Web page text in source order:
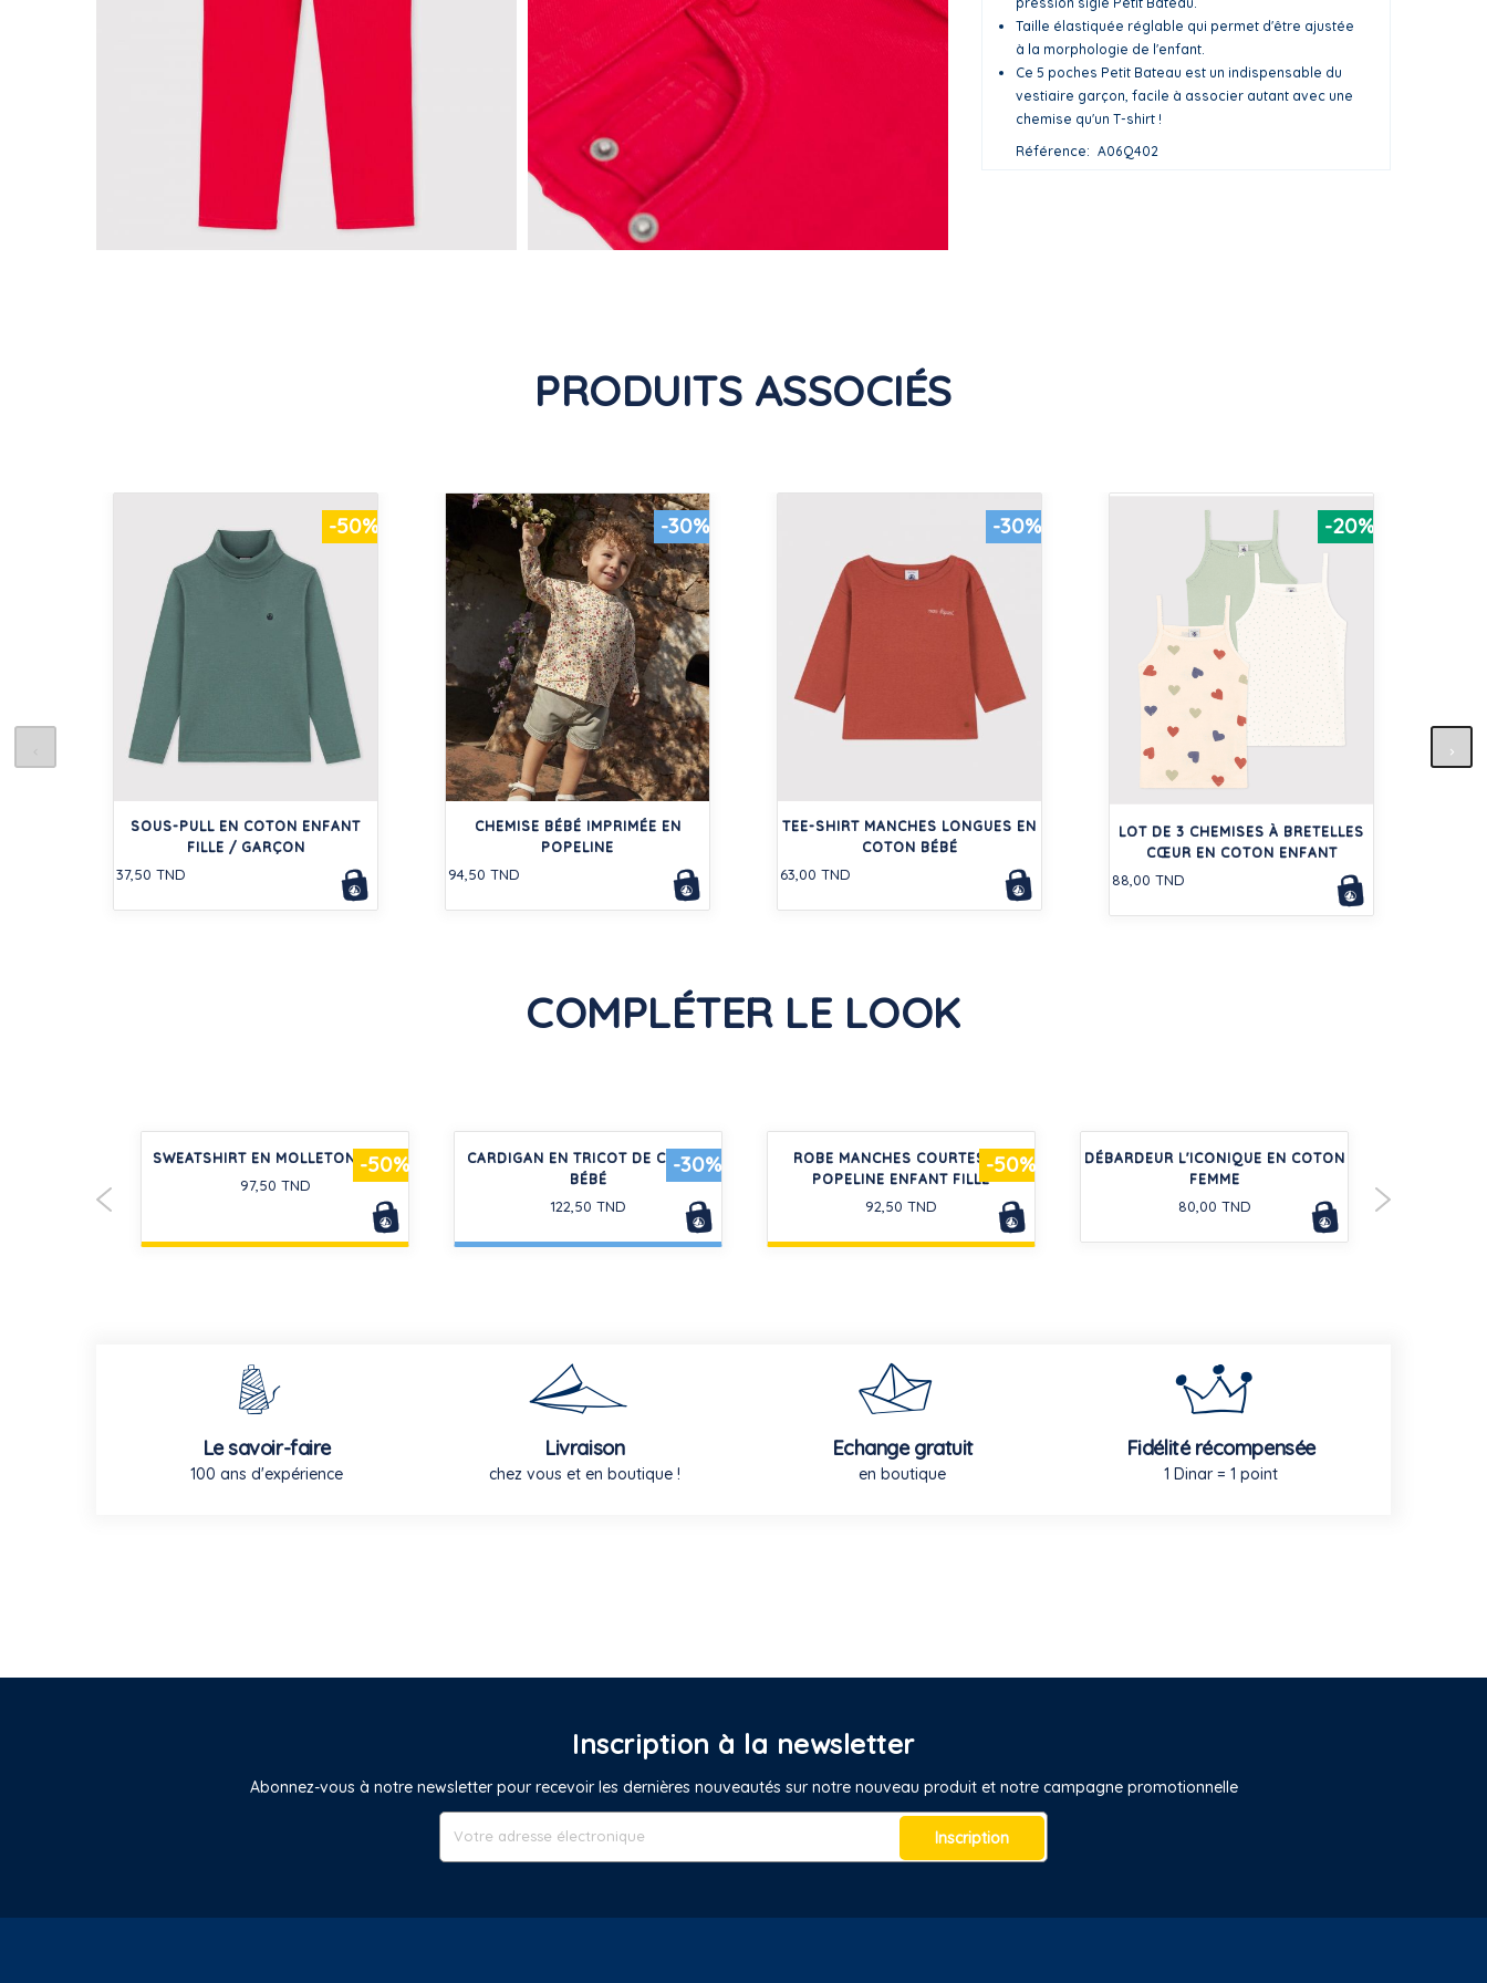
Taille élastiquée réglable qui permet d'être ajustée
à la morphologie de l'enfant.
Ce 5 poches Petit Bateau est un indispensable du
vestiaire garçon, facile à associer autant avec une
chemise qu'un T-shirt !
Référence
A06Q402
PRODUITS ASSOCIÉS
-50%
SOUS-PULL EN COTON ENFANT
FILLE / GARÇON
37,50 TND
-30%
CHEMISE BÉBÉ IMPRIMÉE EN
POPELINE
94,50 TND
-30%
TEE-SHIRT MANCHES LONGUES EN
COTON BÉBÉ
63,00 TND
-20%
LOT DE 3 CHEMISES À BRETELLES
CŒUR EN COTON ENFANT
88,00 TND
COMPLÉTER LE LOOK
-50%
SWEATSHIRT EN MOLLETON BÉBÉ
97,50 TND
-30%
CARDIGAN EN TRICOT DE COTON
BÉBÉ
122,50 TND
-50%
ROBE MANCHES COURTES EN
POPELINE ENFANT FILLE
92,50 TND
DÉBARDEUR L'ICONIQUE EN COTON
FEMME
80,00 TND
Le savoir-faire
100 ans d'expérience
Livraison
chez vous et en boutique !
Echange gratuit
en boutique
Fidélité récompensée
1 Dinar = 1 point
Inscription à la newsletter
Abonnez-vous à notre newsletter pour recevoir les dernières nouveautés sur notre nouveau produit et notre campagne promotionnelle
Inscription